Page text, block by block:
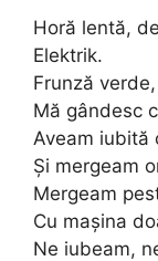
Horă lentă,
Elektrik.
Frunză
Mă gândesc
Aveam iubită
Și mergeam
Mergeam
Cu mașina
Ne iubeam,